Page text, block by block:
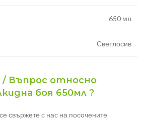
650 мл
Светлосив
/ Въпрос относно
боя 650мл ?
свържете с нас на посочените